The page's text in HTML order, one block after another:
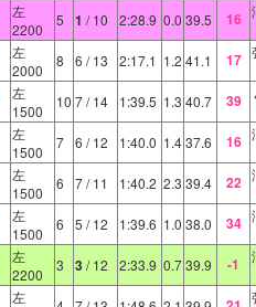
左
2200
5 1 / 10 2:28.9 0.0 39.5 16
左
2000
8 6 / 13 2:17.1 1.2 41.1 17
左
1500
10 7/ 14 1:39.5 1.3 40.7 39
左
1500
7 6 / 12 1:40.0 1.437.6 16
左
1500
6 7/ 11 1:40.2 2.3 39.4 22
左
1500
6 5 / 12 1:39.6 1.0 38.0 34
左
2200
3 3/ 12 2:33.9 0.739.9 -1
左